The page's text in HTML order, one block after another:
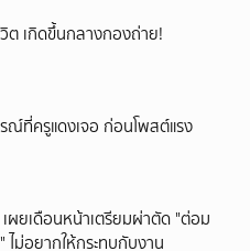
วิต เกิดขึ้นกลางกองถ่าย!
ณ์ที่ครูแดงเจอ ก่อนโพสต์แรง
ผยเดือนหน้าเตรียมผ่าตัด "ต่อม
ไม่อยากให้กระทบกับงาน